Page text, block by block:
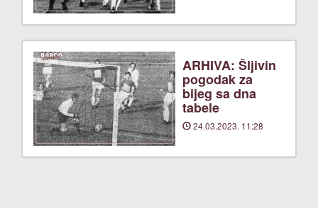
ARHIVA: Šljivin
pogodak za
bijeg sa dna
tabele
24.03.2023. 11:28